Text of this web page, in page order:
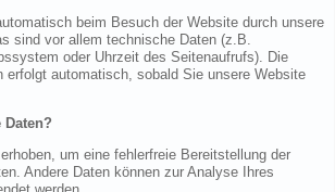
beim Besuch der Website durch unsere
sind vor allem technische Daten (z.B.
oder Uhrzeit des Seitenaufrufs). Die
erfolgt automatisch, sobald Sie unsere Website
um eine fehlerfreie Bereitstellung der
Andere Daten können zur Analyse Ihres